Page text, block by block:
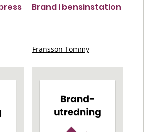
Brand i bensinstation
Fransson Tommy